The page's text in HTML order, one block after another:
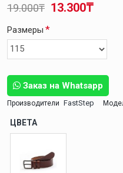
Заказ на Whatsapp
Производители FastStep
13.300₸
19.000₸
Размеры
ЦВЕТА